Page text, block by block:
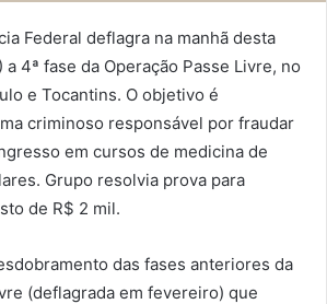
Federal deflagra na manhã desta
4ª fase da Operação Passe Livre, no
e Tocantins. O objetivo é
criminoso responsável por fraudar
em cursos de medicina de
Grupo resolvia prova para
de R$ 2 mil.
das fases anteriores da
(deflagrada em fevereiro) que